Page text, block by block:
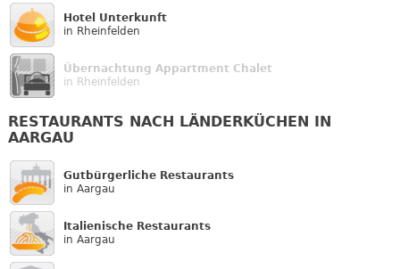
Hotel Unterkunft
in Rheinfelden
Übernachtung Appartment Chalet
in Rheinfelden
RESTAURANTS NACH LÄNDERKÜCHEN IN
AARGAU
Gutbürgerliche Restaurants
in Aargau
Italienische Restaurants
in Aargau